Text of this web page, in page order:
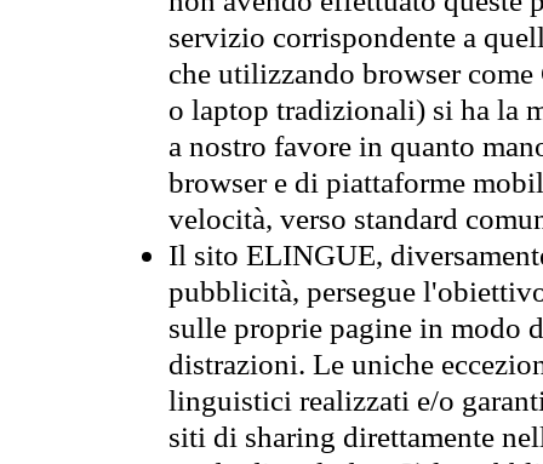
servizio corrispondente a
che utilizzando browser
o laptop tradizionali) si ha la
a nostro favore in quanto
browser e di piattaforme
velocità, verso standard
Il sito ELINGUE,
pubblicità, persegue
sulle proprie pagine in modo
distrazioni. Le uniche
linguistici realizzati e/o
siti di sharing direttamente